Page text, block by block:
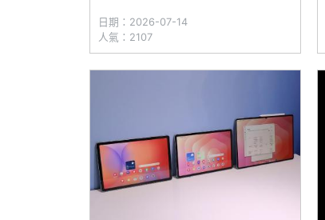
韓國產品安全認證機構 Safety Korea 與印
度 BIS 等認證資料庫近日陸續
日期：2026-07-14
人氣：2107